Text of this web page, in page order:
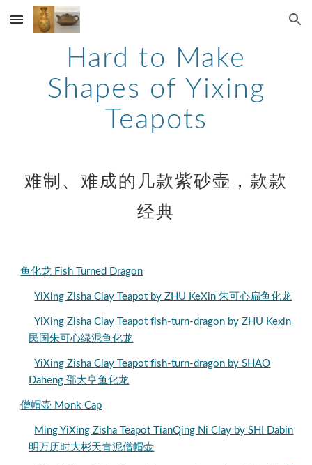
Skip to main content Skip to navigation
Hard to Make
Shapes of Yixing
Teapots
难制、难成的几款紫砂壶，款款
经典
鱼化龙 Fish Turned Dragon
YiXing Zisha Clay Teapot by ZHU KeXin 朱可心扁鱼化龙
YiXing Zisha Clay Teapot fish-turn-dragon by ZHU Kexin
民国朱可心绿泥鱼化龙
YiXing Zisha Clay Teapot fish-turn-dragon by SHAO
Daheng 邵大亨鱼化龙
僧帽壶 Monk Cap
Ming YiXing Zisha Teapot TianQing Ni Clay by SHI Dabin
明万历时大彬天青泥僧帽壶